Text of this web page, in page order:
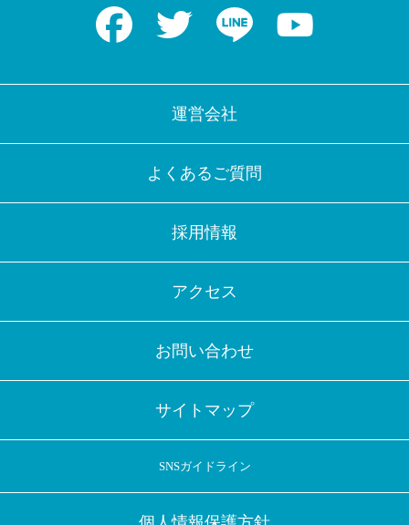
Facebook Twitter LINE
運営会社
よくあるご質問
採用情報
アクセス
お問い合わせ
サイトマップ
SNSガイドライン